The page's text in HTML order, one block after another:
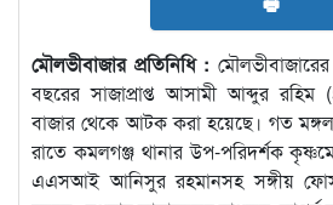
মৌলভীবাজার প্রতিনিধি :
বছরের সাজাপ্রাপ্ত আসামী আব্দুর রহিম
বাজার থেকে আটক করা হয়েছে। গত
রাতে কমলগঞ্জ থানার উপ-পরিদর্শক
এএসআই আনিসুর রহমানসহ সঙ্গীয়